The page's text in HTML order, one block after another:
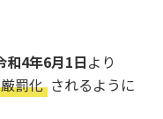
和4年6月1日より
厳罰化 されるように